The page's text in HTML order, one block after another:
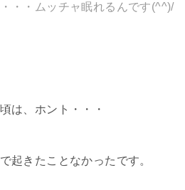
・・ムッチャ眠れるんです(^^)/
は、ホント・・・
起きたことなかったです。